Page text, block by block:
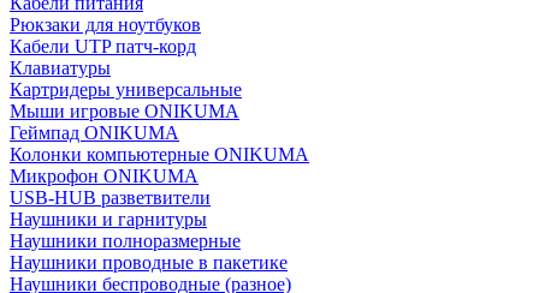
Рюкзаки для ноутбуков
Кабели UTP патч-корд
Клавиатуры
Картридеры универсальные
Мыши игровые ONIKUMA
Геймпад ONIKUMA
Колонки компьютерные ONIKUMA
Микрофон ONIKUMA
USB-HUB разветвители
Наушники и гарнитуры
Наушники полноразмерные
Наушники проводные в пакетике
Наушники беспроводные (разное)